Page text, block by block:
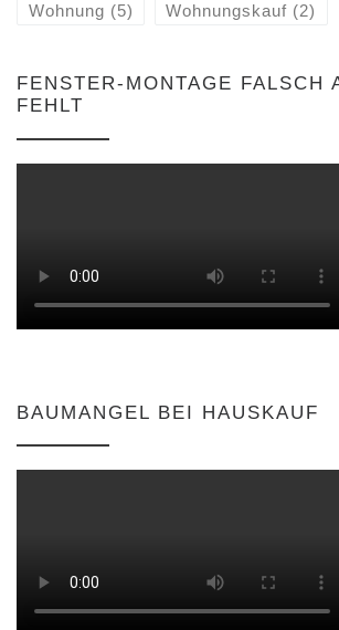
Wohnung (5) Wohnungskauf (2)
FENSTER-MONTAGE FALSCH
FEHLT
BAUMANGEL BEI HAUSKAUF